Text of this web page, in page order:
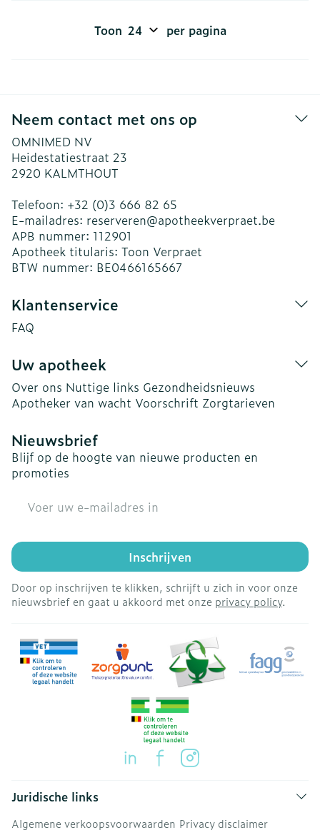
Toon per pagina
Neem contact met ons op
OMNIMED NV
Heidestatiestraat 23
2920 KALMTHOUT
Telefoon: +32 (0)3 666 82 65
E-mailadres: reserveren@apotheekverpraet.be
APB nummer: 112901
Apotheek titularis: Toon Verpraet
BTW nummer: BE0466165667
Klantenservice
FAQ
Uw apotheek
Over ons Nuttige links Gezondheidsnieuws
Apotheker van wacht Voorschrift Zorgtarieven
Nieuwsbrief
Blijf op de hoogte van nieuwe producten en
promoties
Inschrijven
Door op inschrijven te klikken, schrijft u zich in voor onze
nieuwsbrief en gaat u akkoord met onze privacy policy.
Juridische links
Algemene verkoopsvoorwaarden Privacy disclaimer